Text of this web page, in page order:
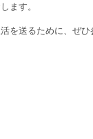
ます。
を送るために、ぜひ